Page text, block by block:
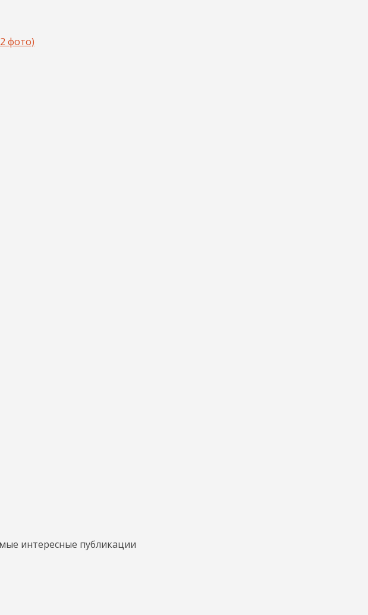
фото)
интересные публикации